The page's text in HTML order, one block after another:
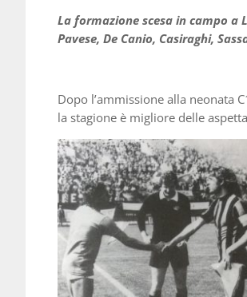
La formazione scesa in campo a
Pavese, De Canio, Casiraghi,
Dopo l’ammissione alla neonata
la stagione è migliore delle